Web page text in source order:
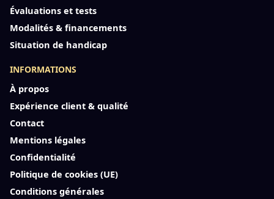
Évaluations et tests
Modalités & financements
Situation de handicap
INFORMATIONS
À propos
Expérience client & qualité
Contact
Mentions légales
Confidentialité
Politique de cookies (UE)
Conditions générales